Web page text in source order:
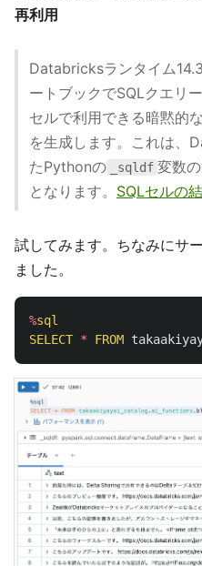
再利用
Databricksランタイム
ートブックでSQLクエリ
セルで利用できる暗黙的
を生成します。これは、
たPythonの
_sqldf 変数
となります。 SQLセルの
試してみます。ちなみにサ
ました。
%sql
SELECT * FROM